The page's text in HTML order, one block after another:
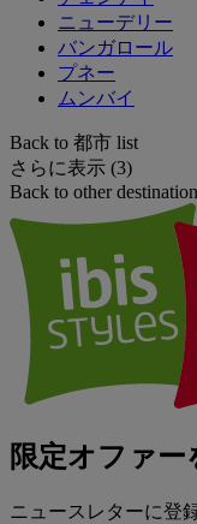
ニューデリー
バンガロール
プネー
ムンバイ
Back to 都市 list
さらに表示 (3)
Back to other
限定オファー
ニュースレターに登